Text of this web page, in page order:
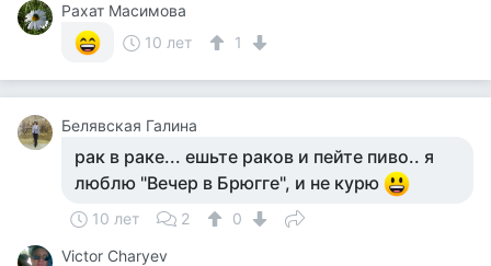
Рахат Масимова
10 лет
1
Белявская Галина
рак в раке... ешьте раков и пейте пиво.. я
люблю "Вечер в Брюгге", и не курю
10 лет 2
0
Victor Charyev